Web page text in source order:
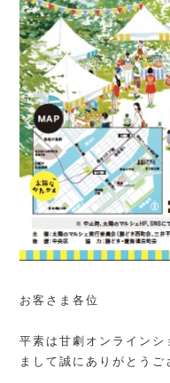
お客さま各位
平素は甘劇オンライン
まして誠にありがとうご